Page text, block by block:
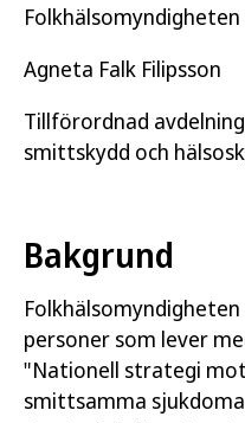
Folkhälsomyndigheten
Agneta Falk Filipsson
Tillförordnad
smittskydd och
Bakgrund
personer som lever
"Nationell strategi
smittsamma